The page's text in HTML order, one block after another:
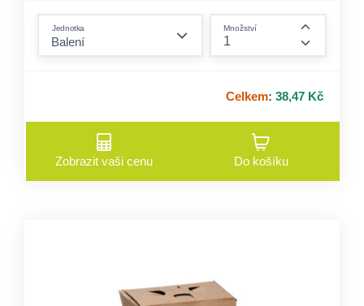
Jednotka Množství
Celkem: 38,47 Kč
Zobrazit vaši cenu Do košíku